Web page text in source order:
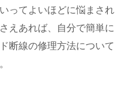
ってよいほどに悩まされ
えあれば、自分で簡単に
断線の修理方法について